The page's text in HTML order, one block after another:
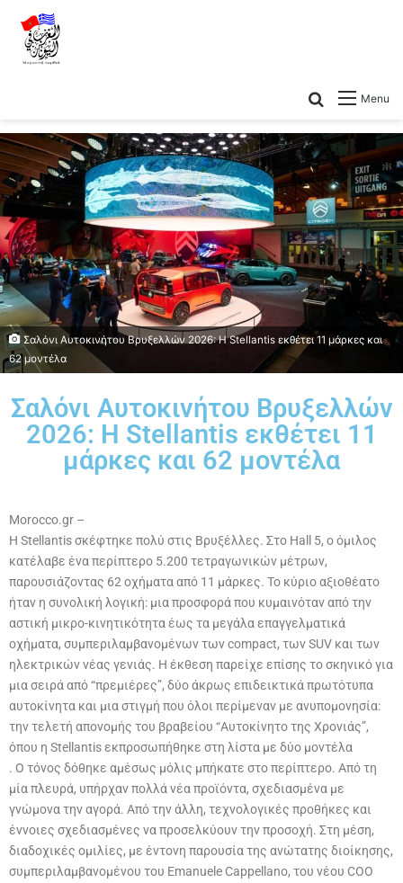
Menu
Σαλόνι Αυτοκινήτου Βρυξελλών 2026: Η Stellantis εκθέτει 11 μάρκες και
62 μοντέλα
Σαλόνι Αυτοκινήτου Βρυξελλών
2026: Η Stellantis εκθέτει 11
μάρκες και 62 μοντέλα
Morocco.gr –
Η Stellantis σκέφτηκε πολύ στις Βρυξέλλες. Στο Hall 5, ο όμιλος
κατέλαβε ένα περίπτερο 5.200 τετραγωνικών μέτρων,
παρουσιάζοντας 62 οχήματα από 11 μάρκες. Το κύριο αξιοθέατο
ήταν η συνολική λογική: μια προσφορά που κυμαινόταν από την
αστική μικρο-κινητικότητα έως τα μεγάλα επαγγελματικά
οχήματα, συμπεριλαμβανομένων των compact, των SUV και των
ηλεκτρικών νέας γενιάς. Η έκθεση παρείχε επίσης το σκηνικό για
μια σειρά από “πρεμιέρες”, δύο άκρως επιδεικτικά πρωτότυπα
αυτοκίνητα και μια στιγμή που όλοι περίμεναν με ανυπομονησία:
την τελετή απονομής του βραβείου “Αυτοκίνητο της Χρονιάς”,
όπου η Stellantis εκπροσωπήθηκε στη λίστα με δύο μοντέλα
. Ο τόνος δόθηκε αμέσως μόλις μπήκατε στο περίπτερο. Από τη
μία πλευρά, υπήρχαν πολλά νέα προϊόντα, σχεδιασμένα με
γνώμονα την αγορά. Από την άλλη, τεχνολογικές προθήκες και
έννοιες σχεδιασμένες να προσελκύουν την προσοχή. Στη μέση,
διαδοχικές ομιλίες, με έντονη παρουσία της ανώτατης διοίκησης,
συμπεριλαμβανομένου του Emanuele Cappellano, του νέου COO